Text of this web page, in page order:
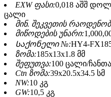
EXW ფასი:0,018 აშშ
ცალი
მინ. შეკვეთის
მიწოდების უნარი:
Საქონელი №:HY4-
ზომა:185x13x1.8 მმ
შეფუთვა:100 ცალი/
Ctn ზომა:39x20.5x34.5 სმ
NW:10 კგ
GW:10,5 კგ